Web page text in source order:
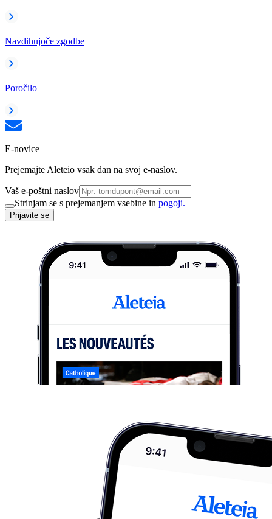
Navdihujoče zgodbe
Poročilo
E-novice
Prejemajte Aleteio vsak dan na svoj e-naslov.
Vaš e-poštni naslov
Strinjam se s prejemanjem vsebine in pogoji.
Prijavite se